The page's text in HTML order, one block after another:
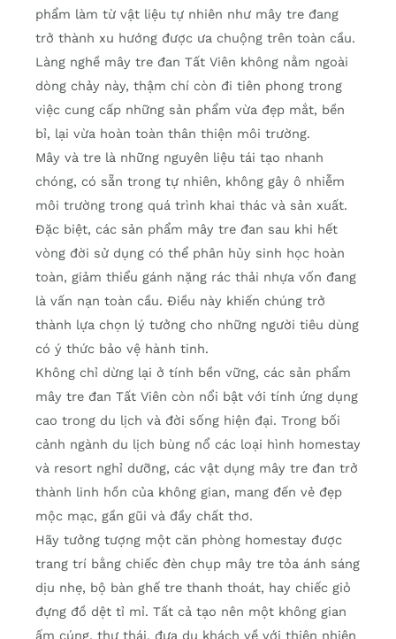
phẩm làm từ vật liệu tự nhiên như mây tre đang
trở thành xu hướng được ưa chuộng trên toàn cầu.
Làng nghề mây tre đan Tất Viên không nằm ngoài
dòng chảy này, thậm chí còn đi tiên phong trong
việc cung cấp những sản phẩm vừa đẹp mắt, bền
bỉ, lại vừa hoàn toàn thân thiện môi trường.
Mây và tre là những nguyên liệu tái tạo nhanh
chóng, có sẵn trong tự nhiên, không gây ô nhiễm
môi trường trong quá trình khai thác và sản xuất.
Đặc biệt, các sản phẩm mây tre đan sau khi hết
vòng đời sử dụng có thể phân hủy sinh học hoàn
toàn, giảm thiểu gánh nặng rác thải nhựa vốn đang
là vấn nạn toàn cầu. Điều này khiến chúng trở
thành lựa chọn lý tưởng cho những người tiêu dùng
có ý thức bảo vệ hành tinh.
Không chỉ dừng lại ở tính bền vững, các sản phẩm
mây tre đan Tất Viên còn nổi bật với tính ứng dụng
cao trong du lịch và đời sống hiện đại. Trong bối
cảnh ngành du lịch bùng nổ các loại hình homestay
và resort nghỉ dưỡng, các vật dụng mây tre đan trở
thành linh hồn của không gian, mang đến vẻ đẹp
mộc mạc, gần gũi và đầy chất thơ.
Hãy tưởng tượng một căn phòng homestay được
trang trí bằng chiếc đèn chụp mây tre tỏa ánh sáng
dịu nhẹ, bộ bàn ghế tre thanh thoát, hay chiếc giỏ
đựng đồ dệt tỉ mỉ. Tất cả tạo nên một không gian